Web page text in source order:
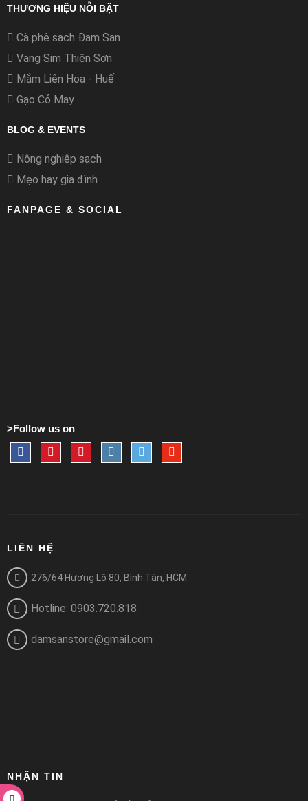
THƯƠNG HIỆU NỖI BẬT
Cà phê sạch Đam San
Vang Sim Thiên Sơn
Mắm Liên Hoa - Huế
Gạo Cỏ May
BLOG & EVENTS
Nông nghiệp sạch
Mẹo hay gia đình
FANPAGE & SOCIAL
>Follow us on
LIÊN HỆ
276/64 Hương Lộ 80, Bình Tân, HCM
Hotline: 0903.720.818
damsanstore@gmail.com
NHẬN TIN